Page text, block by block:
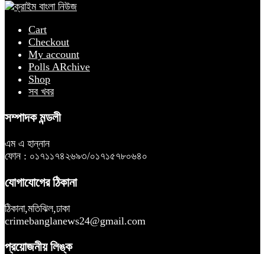
Cart
Checkout
My account
Polls ARchive
Shop
সব খবর
সম্পাদক মন্ডলী
এম এ হান্নান
ফোন : ০১৭১১৭৪২৬৯৩/০১৭১৫৭৮০৬৪০
যোগাযোগের ঠিকানা
ঠিকানা,মতিঝিল,ঢাকা
crimebanglanews24@gmail.com
প্রয়োজনীয় লিঙ্ক